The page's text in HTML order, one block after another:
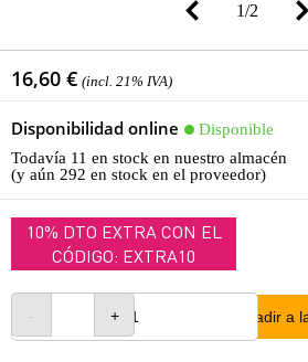
1/2
16,60 € (incl. 21% IVA)
Disponibilidad online
Disponible
Todavía 11 en stock en nuestro almacén
(y aún 292 en stock en el proveedor)
10% DTO EXTRA CON EL
CÓDIGO: EXTRA10
añadir a